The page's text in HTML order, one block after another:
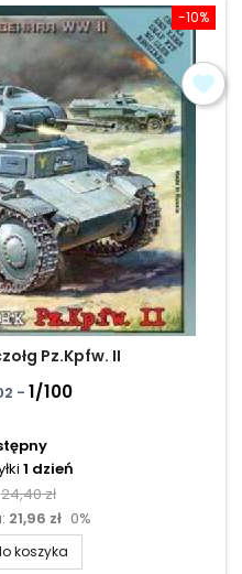
-10%
Pz.Kpfw. II
- 1/100
1 dzień
Cena
24,40 zł
21,96 zł 0%
koszyka